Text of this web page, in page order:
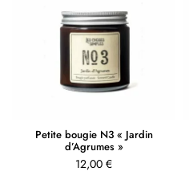
Petite bougie N3 « Jardin
d’Agrumes »
12,00 €